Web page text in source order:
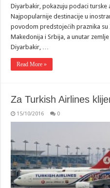
Diyarbakir, pokazuju podaci turske
Najpopularnije destinacije u
povodom predstojećih praznika su
Makedonija i Srbija, a unutar
Diyarbakir, …
Read More »
Za Turkish Airlines
15/10/2016 0